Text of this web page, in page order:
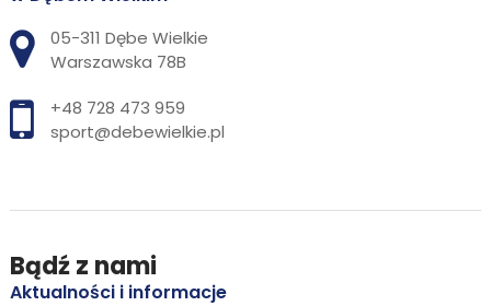
Adres pocztowy:
05-311 Dębe Wielkie
Warszawska 78B
+48 728 473 959
sport@debewielkie.pl
Bądź z nami
Aktualności i informacje